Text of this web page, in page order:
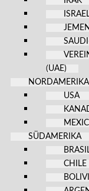
JEMEN
(UAE)
NORDAMERIKA
USA
SÜDAMERIKA
CHILE